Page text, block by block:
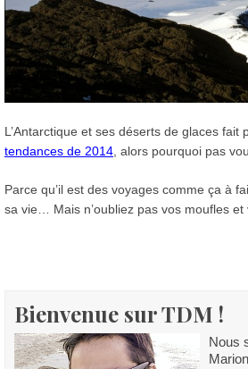
L’Antarctique et ses déserts de glaces fait
tendances de 2014 , alors pourquoi pas
Parce qu’il est des voyages comme ça à
sa vie… Mais n’oubliez pas vos moufles et
Bienvenue sur TDM !
Nous